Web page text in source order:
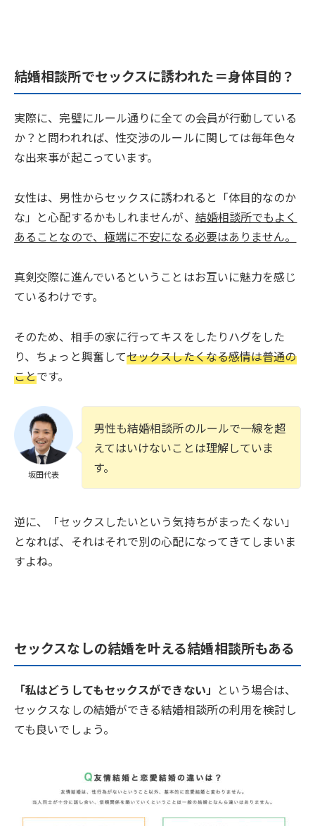
結婚相談所でセックスに誘われた＝身体目的？
実際に、完璧にルール通りに全ての会員が行動している
か？と問われれば、性交渉のルールに関しては毎年色々
な出来事が起こっています。
女性は、男性からセックスに誘われると「体目的なのか
な」と心配するかもしれませんが、 結婚相談所でもよく
あることなので、極端に不安になる必要はありません。
真剣交際に進んでいるということはお互いに魅力を感じ
ているわけです。
そのため、相手の家に行ってキスをしたりハグをした
り、ちょっと興奮してセックスしたくなる感情は普通の
ことです。
坂田代表
男性も結婚相談所のルールで一線を超
えてはいけないことは理解していま
す。
逆に、「セックスしたいという気持ちがまったくない」
となれば、それはそれで別の心配になってきてしまいま
すよね。
セックスなしの結婚を叶える結婚相談所もある
「私はどうしてもセックスができない」 という場合は、
セックスなしの結婚ができる結婚相談所の利用を検討し
ても良いでしょう。